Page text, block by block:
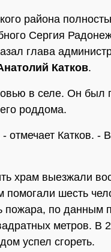
района
Сергия
глава
Катков.
в селе. Он был
роддома.
Катков. - В
храм выезжали
шесть
по данным
метров. В
успел сгореть.